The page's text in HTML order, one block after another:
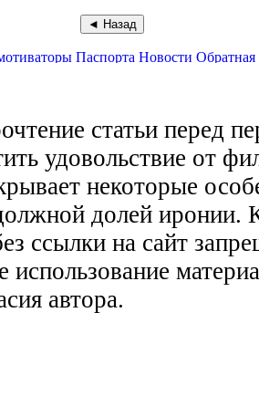
Паспорта Новости Обратная
статьи перед
удовольствие от
некоторые
долей иронии.
ссылки на сайт
использование
автора.